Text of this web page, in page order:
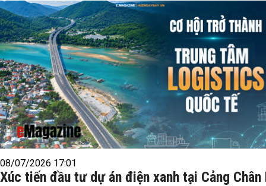
08/07/2026 17:01
Xúc tiến đầu tư dự án điện xanh tại Cảng Chân